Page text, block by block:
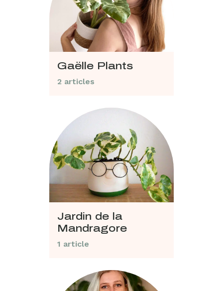
Gaëlle Plants
2 articles
Jardin de la
Mandragore
1 article